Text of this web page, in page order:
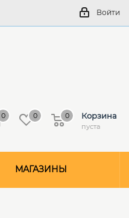
Войти
0 0 Корзина
пуста
0
МАГАЗИНЫ